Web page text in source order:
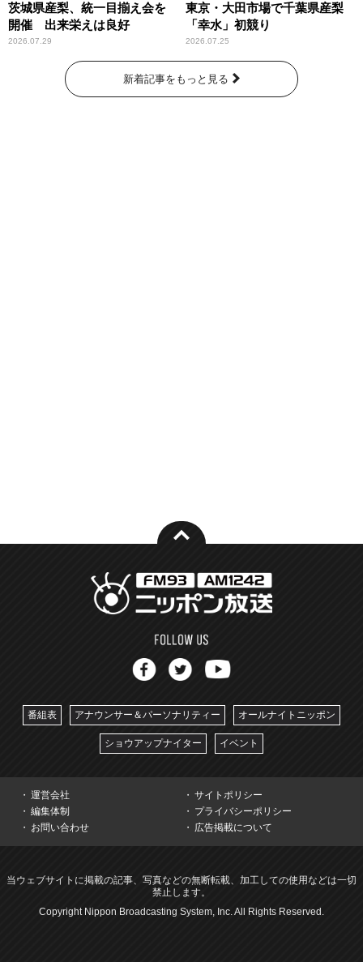
茨城県産梨、統一目揃え会を
開催 出来栄えは良好
2026.07.29
東京・大田市場で千葉県産梨
「幸水」初競り
2026.07.25
新着記事をもっと見る
番組表 アナウンサー＆パーソナリティー オールナイトニッポン
ショウアップナイター イベント
運営会社
サイトポリシー
編集体制
プライバシーポリシー
お問い合わせ
広告掲載について
当ウェブサイトに掲載の記事、写真などの無断転載、加工しての使用などは一切
禁止します。
Copyright Nippon Broadcasting System, Inc. All Rights Reserved.